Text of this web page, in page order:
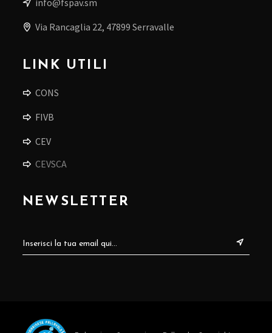
Via Rancaglia 22, 47899 Serravalle
LINK UTILI
CONS
FIVB
CEV
CEVSCA
NEWSLETTER